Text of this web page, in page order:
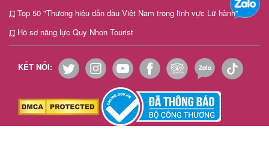
Top 50 "Thương hiệu dẫn đầu Việt Nam trong lĩnh vực Lữ hành"
Hồ sơ năng lực Quy Nhơn Tourist
KẾT NỐI: